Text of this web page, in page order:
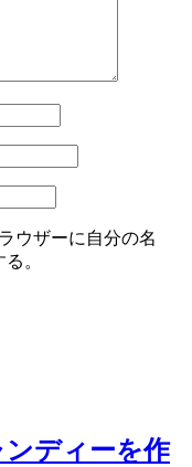
ウザーに自分の名
。
ディーを作